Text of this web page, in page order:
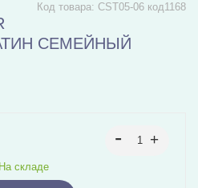
Код товара: CST05-06 код1168
СЕМЕЙНЫЙ
На складе